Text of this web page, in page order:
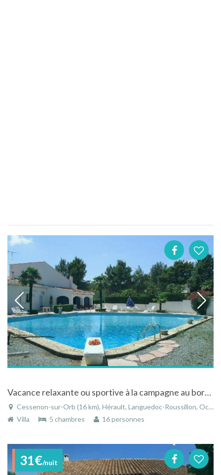
Vacance relaxante ou sportive à la campagne au bord de l'Orb à Reals dans le Languedoc Roussillon
Cessenon-sur-Orb (16 km), Hérault, Languedoc-Roussillon, Occitanie, France
Villa
5 chambres 16 personnes
31€/nuit